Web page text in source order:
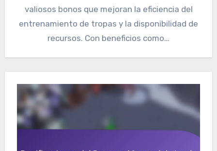
valiosos bonos que mejoran la eficiencia del
entrenamiento de tropas y la disponibilidad de
recursos. Con beneficios como…